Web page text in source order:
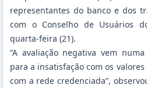
representantes do banco e dos
com o Conselho de Usuários
quarta-feira (21).
“A avaliação negativa vem
para a insatisfação com os
com a rede credenciada”,